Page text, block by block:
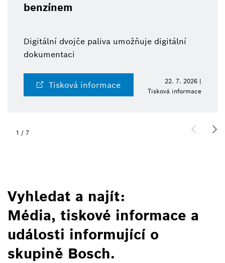
benzínem
Digitální dvojče paliva umožňuje digitální
dokumentaci
Tisková informace
22. 7. 2026 |
Tisková informace
1 / 7
Vyhledat a najít:
Média, tiskové informace a
události informující o
skupině Bosch.